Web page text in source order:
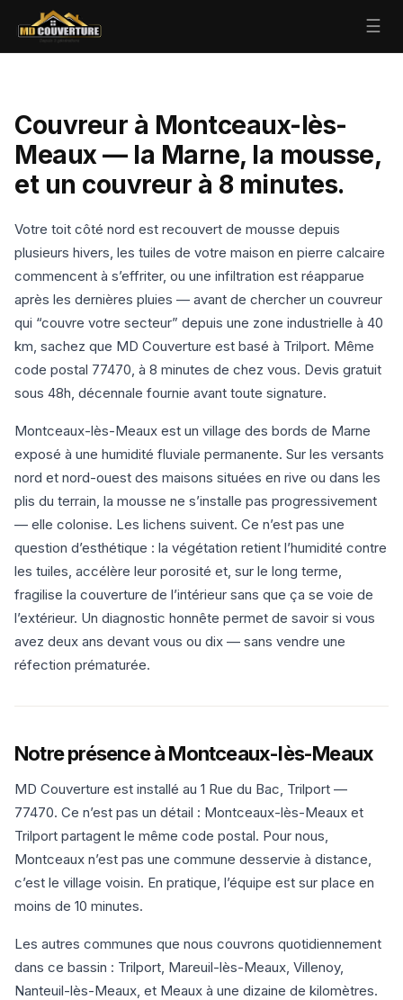
☰
Couvreur à Montceaux-lès-
Meaux — la Marne, la mousse,
et un couvreur à 8 minutes.
Votre toit côté nord est recouvert de mousse depuis
plusieurs hivers, les tuiles de votre maison en pierre calcaire
commencent à s’effriter, ou une infiltration est réapparue
après les dernières pluies — avant de chercher un couvreur
qui “couvre votre secteur” depuis une zone industrielle à 40
km, sachez que MD Couverture est basé à Trilport. Même
code postal 77470, à 8 minutes de chez vous. Devis gratuit
sous 48h, décennale fournie avant toute signature.
Montceaux-lès-Meaux est un village des bords de Marne
exposé à une humidité fluviale permanente. Sur les versants
nord et nord-ouest des maisons situées en rive ou dans les
plis du terrain, la mousse ne s’installe pas progressivement
— elle colonise. Les lichens suivent. Ce n’est pas une
question d’esthétique : la végétation retient l’humidité contre
les tuiles, accélère leur porosité et, sur le long terme,
fragilise la couverture de l’intérieur sans que ça se voie de
l’extérieur. Un diagnostic honnête permet de savoir si vous
avez deux ans devant vous ou dix — sans vendre une
réfection prématurée.
Notre présence à Montceaux-lès-Meaux
MD Couverture est installé au 1 Rue du Bac, Trilport —
77470. Ce n’est pas un détail : Montceaux-lès-Meaux et
Trilport partagent le même code postal. Pour nous,
Montceaux n’est pas une commune desservie à distance,
c’est le village voisin. En pratique, l’équipe est sur place en
moins de 10 minutes.
Les autres communes que nous couvrons quotidiennement
dans ce bassin : Trilport, Mareuil-lès-Meaux, Villenoy,
Nanteuil-lès-Meaux, et Meaux à une dizaine de kilomètres.